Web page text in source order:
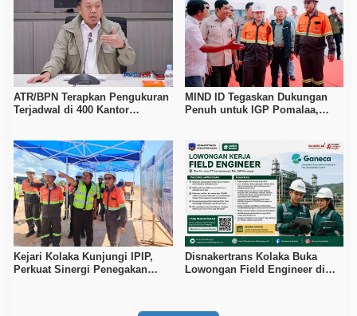
ATR/BPN Terapkan Pengukuran
Terjadwal di 400 Kantor
MIND ID Tegaskan Dukungan
Penuh untuk IGP Pomalaa,
Kejari Kolaka Kunjungi IPIP,
Perkuat Sinergi Penegakan
Disnakertrans Kolaka Buka
Lowongan Field Engineer di